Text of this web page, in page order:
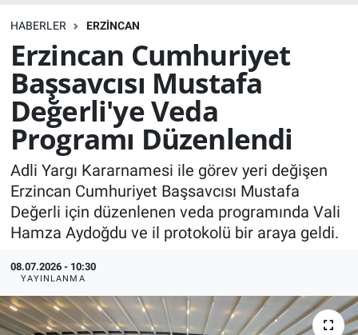
HABERLER ERZINCAN
Erzincan Cumhuriyet
Başsavcısı Mustafa
Değerli'ye Veda
Programı Düzenlendi
Adli Yargı Kararnamesi ile görev yeri değişen
Erzincan Cumhuriyet Başsavcısı Mustafa
Değerli için düzenlenen veda programında Vali
Hamza Aydoğdu ve il protokolü bir araya geldi.
08.07.2026 - 10:30
YAYINLANMA
EKONOMİ
Bilim, teknoloji
GENEL
KÜLTÜR-SANAT
Yerel Haber
Politika
SPOR
YAŞAM